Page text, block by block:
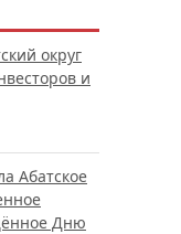
округ
и
Абатское
Дню